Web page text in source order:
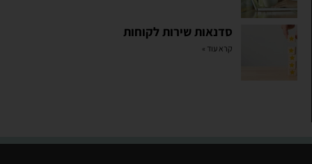
סדנאות שירות לקוחות
קרא עוד »